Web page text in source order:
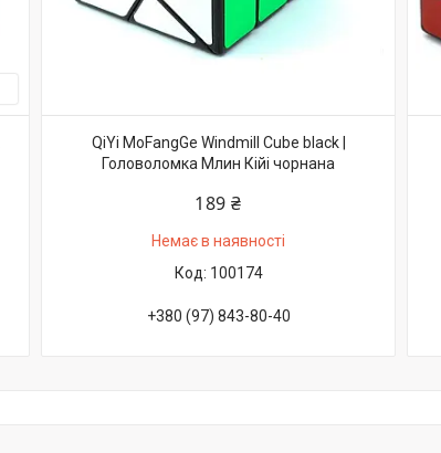
QiYi MoFangGe Windmill Cube black |
Головоломка Млин Кійі чорнана
189 ₴
Немає в наявності
100174
+380 (97) 843-80-40